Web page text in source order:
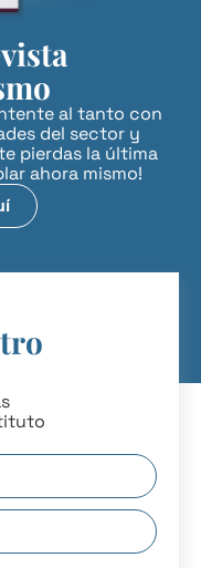
al tanto con
del sector y
pierdas la última
ahora mismo!